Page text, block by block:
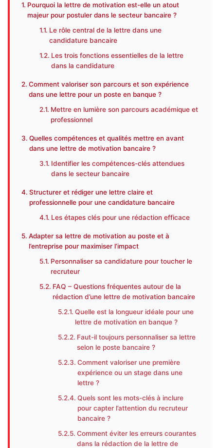
Pourquoi la lettre de motivation est-elle un atout
majeur pour postuler dans le secteur bancaire ?
Le rôle central de la lettre dans une
candidature bancaire
Les trois fonctions essentielles de la lettre
dans la candidature
Comment valoriser son parcours et son expérience
dans une lettre pour un poste en banque ?
Mettre en lumière son parcours académique et
professionnel
Quelles compétences et qualités mettre en avant
dans une lettre de motivation bancaire ?
Identifier les compétences-clés attendues
dans le secteur bancaire
Structurer et rédiger une lettre claire et
professionnelle pour une candidature bancaire
Les étapes clés pour une rédaction efficace
Adapter sa lettre de motivation au poste et à
l’entreprise pour maximiser l’impact
Personnaliser sa candidature pour toucher le
recruteur
FAQ – Questions fréquentes autour de la
rédaction d’une lettre de motivation bancaire
Quelle est la longueur idéale pour une
lettre de motivation en banque ?
Faut-il toujours personnaliser sa lettre
selon le poste bancaire ?
Comment valoriser une première
expérience ou un stage dans une
lettre ?
Quels sont les mots-clés à inclure
pour capter l’attention du recruteur
bancaire ?
Comment éviter les erreurs courantes
dans la rédaction de la lettre de